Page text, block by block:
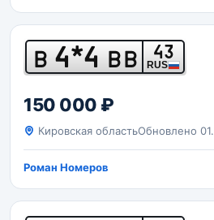
В 4*4 ВВ 43
RUS
150 000 ₽
Кировская областьОбновлено
Роман Номеров